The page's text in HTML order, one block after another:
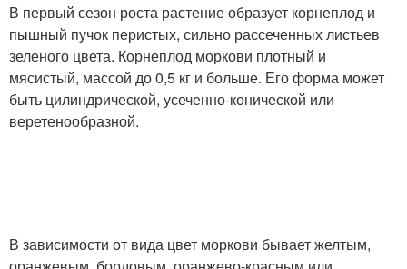
В первый сезон роста растение образует корнеплод и
пышный пучок перистых, сильно рассеченных листьев
зеленого цвета. Корнеплод моркови плотный и
мясистый, массой до 0,5 кг и больше. Его форма может
быть цилиндрической, усеченно-конической или
веретенообразной.
В зависимости от вида цвет моркови бывает желтым,